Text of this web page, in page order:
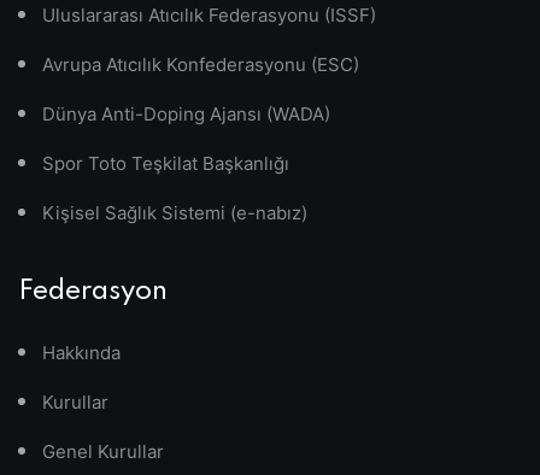
Uluslararası Atıcılık Federasyonu (ISSF)
Avrupa Atıcılık Konfederasyonu (ESC)
Dünya Anti-Doping Ajansı (WADA)
Spor Toto Teşkilat Başkanlığı
Kişisel Sağlık Sistemi (e-nabız)
Federasyon
Hakkında
Kurullar
Genel Kurullar